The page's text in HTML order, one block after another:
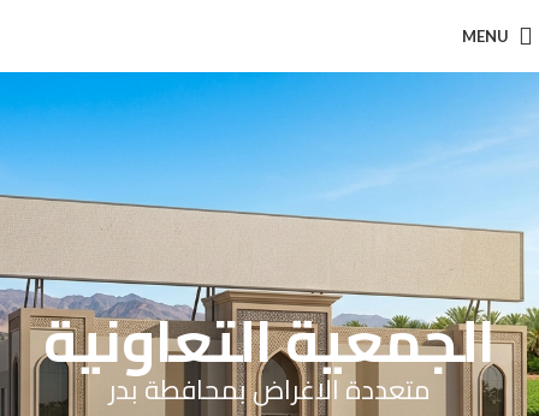
MENU
الجمعية التعاونية
متعددة الاغراض بمحافطة بدر